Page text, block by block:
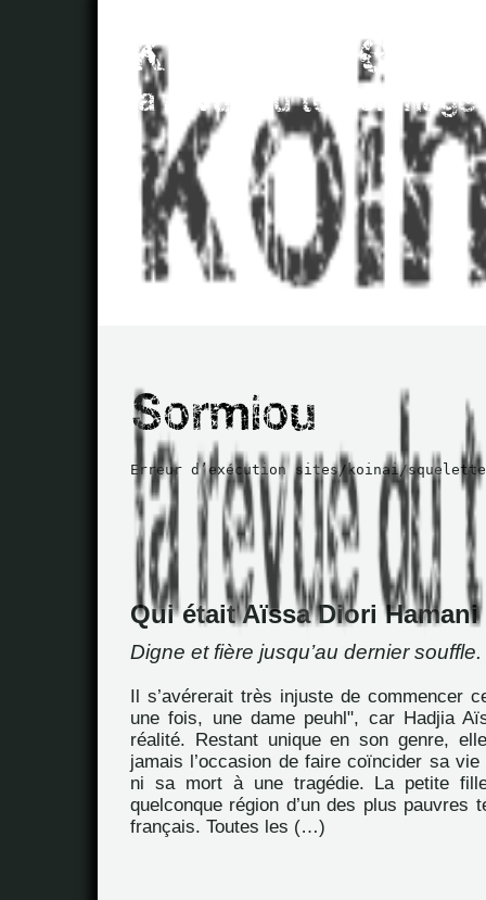
Erreur d’exécution sites/koinai/
Qui était Aïssa Diori Hamani
Digne et fière jusqu’au dernier souffle.
Il s’avérerait très injuste de commencer
une fois, une dame peuhl", car Hadjia
réalité. Restant unique en son genre,
jamais l’occasion de faire coïncider sa
ni sa mort à une tragédie. La petite
quelconque région d’un des plus pauvres
français. Toutes les (…)